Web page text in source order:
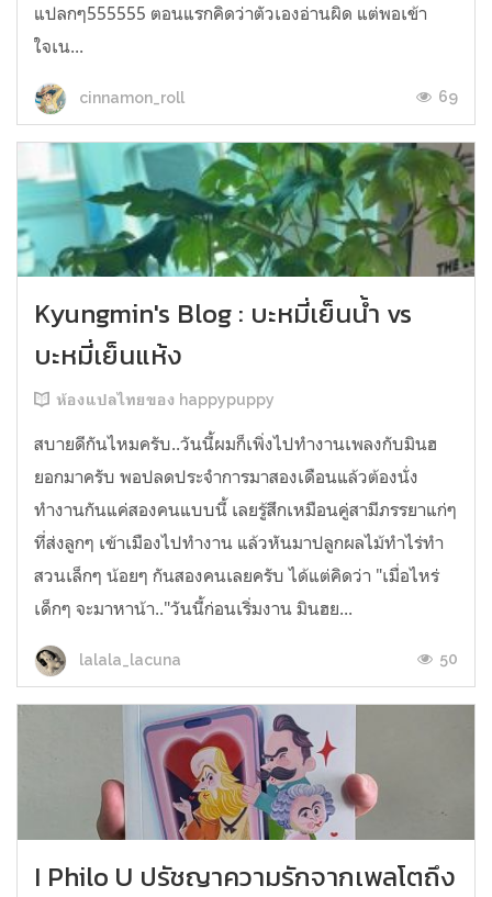
แปลกๆ555555 ตอนแรกคิดว่าตัวเองอ่านผิด แต่พอเข้า
ใจเน...
cinnamon_roll 69
Kyungmin's Blog : บะหมี่เย็นน้ำ vs
บะหมี่เย็นแห้ง
ห้องแปลไทยของ happypuppy
สบายดีกันไหมครับ..วันนี้ผมก็เพิ่งไปทำงานเพลงกับมินฮ
ยอกมาครับ พอปลดประจำการมาสองเดือนแล้วต้องนั่ง
ทำงานกันแค่สองคนแบบนี้ เลยรู้สึกเหมือนคู่สามีภรรยาแก่ๆ
ที่ส่งลูกๆ เข้าเมืองไปทำงาน แล้วหันมาปลูกผลไม้ทำไร่ทำ
สวนเล็กๆ น้อยๆ กันสองคนเลยครับ ได้แต่คิดว่า "เมื่อไหร่
เด็กๆ จะมาหาน้า.."วันนี้ก่อนเริ่มงาน มินฮย...
lalala_lacuna 50
I Philo U ปรัชญาความรักจากเพลโตถึง